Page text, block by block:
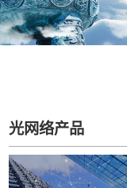
光网络产品